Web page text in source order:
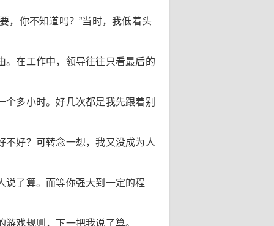
，你不知道吗？”当时，我低着头
。在工作中，领导往往只看最后的
多小时。好几次都是我先跟着别
不好？可转念一想，我又没成为人
说了算。而等你强大到一定的程
戏规则，下一把我说了算。